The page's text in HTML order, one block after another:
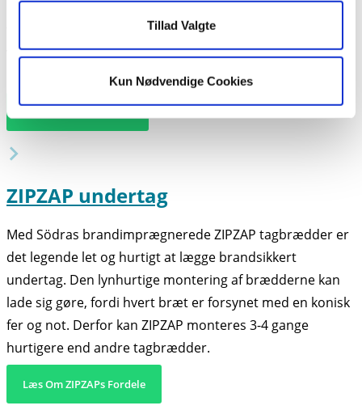
Tillad Valgte
Kun Nødvendige Cookies
minimalt vedligehold. Denne vejrbestandige
træbeklædning kan modstå det vekslende skandinaviske
vejrer og er utrolig hårdfør over for de påvirkninger, som
kan forkorte en træbeklædnings levetid.
ZIPZAP undertag
Med Södras brandimprægnerede ZIPZAP tagbrædder er
det legende let og hurtigt at lægge brandsikkert
undertag. Den lynhurtige montering af brædderne kan
lade sig gøre, fordi hvert bræt er forsynet med en konisk
fer og not. Derfor kan ZIPZAP monteres 3-4 gange
hurtigere end andre tagbrædder.
Læs Om ZIPZAPs Fordele